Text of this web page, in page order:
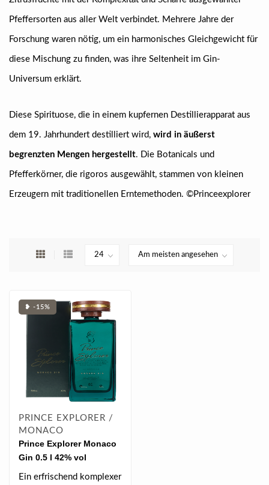
Pfeffersorten aus aller Welt verbindet. Mehrere Jahre der
Forschung waren nötig, um ein harmonisches Gleichgewicht für
diese Mischung zu finden, was ihre Seltenheit im Gin-
Universum erklärt.
Diese Spirituose, die in einem kupfernen Destillierapparat aus
dem 19. Jahrhundert destilliert wird, wird in äußerst
begrenzten Mengen hergestellt. Die Botanicals und
Pfefferkörner, die rigoros ausgewählt, stammen von kleinen
Erzeugern mit traditionellen Erntemethoden. ©Princeexplorer
❥ -15%
PRINCE EXPLORER /
MONACO
Prince Explorer Monaco
Gin 0.5 l 42% vol
Ein erfrischend komplexer